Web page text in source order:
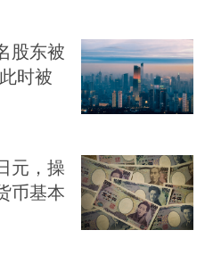
股东被
时被
元，操
币基本